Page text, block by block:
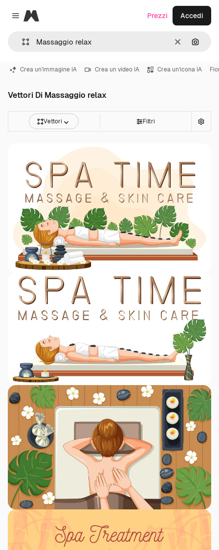
Close menu
Magnific
CancellaCerca
Prezzi Accedi
Crea un'immagine IA Crea un video IA Crea un'icona IA
Vettori Di Massaggio relax
Vettori Filtri